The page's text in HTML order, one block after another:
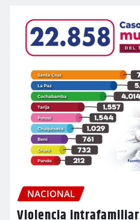
NACIONAL
Violencia